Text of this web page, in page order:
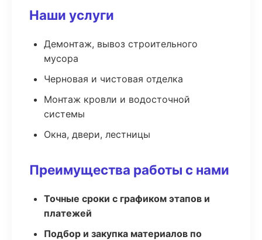
Наши услуги
Демонтаж, вывоз строительного
мусора
Черновая и чистовая отделка
Монтаж кровли и водосточной
системы
Окна, двери, лестницы
Преимущества работы с нами
Точные сроки с графиком этапов и
платежей
Подбор и закупка материалов по